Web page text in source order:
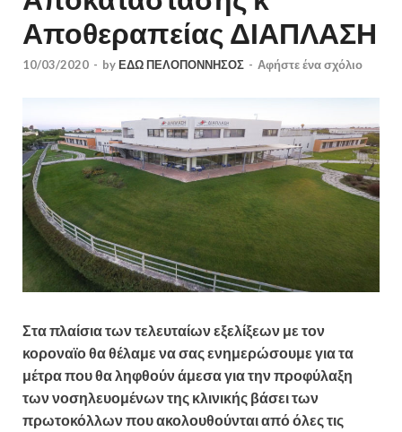
Αποθεραπείας ΔΙΑΠΛΑΣΗ
10/03/2020 - byΕΔΩ ΠΕΛΟΠΟΝΝΗΣΟΣ - Αφήστε ένα σχόλιο
Στα πλαίσια των τελευταίων εξελίξεων με τον
κοροναϊο θα θέλαμε να σας ενημερώσουμε για τα
μέτρα που θα ληφθούν άμεσα για την προφύλαξη
των νοσηλευομένων της κλινικής βάσει των
πρωτοκόλλων που ακολουθούνται από όλες τις